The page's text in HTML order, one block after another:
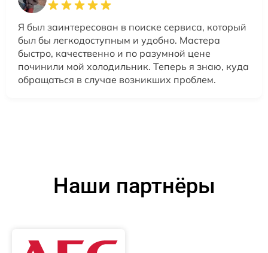
Я был заинтересован в поиске сервиса, который
был бы легкодоступным и удобно. Мастера
быстро, качественно и по разумной цене
починили мой холодильник. Теперь я знаю, куда
обращаться в случае возникших проблем.
Наши партнёры